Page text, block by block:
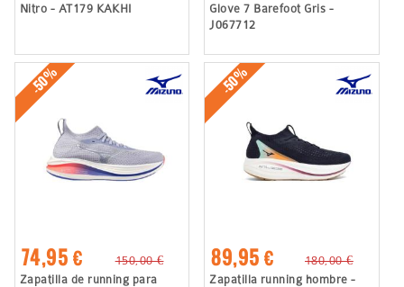
Nitro - AT179 KAKHI
Glove 7 Barefoot Gris -
J067712
-50%
74,95 €
150,00 €
Zapatilla de running para
-50%
89,95 €
180,00 €
Zapatilla running hombre -